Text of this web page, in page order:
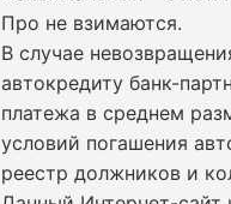
Про не взимаются.
В случае
автокредиту банк-
платежа в среднем
условий погашения
реестр должников и